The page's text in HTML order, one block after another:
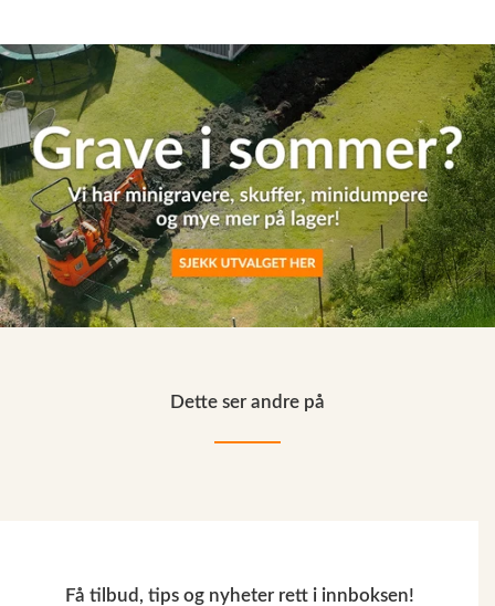
Dette ser andre på
Få tilbud, tips og nyheter rett i innboksen!